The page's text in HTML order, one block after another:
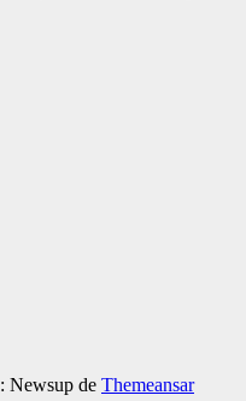
Newsup de Themeansar